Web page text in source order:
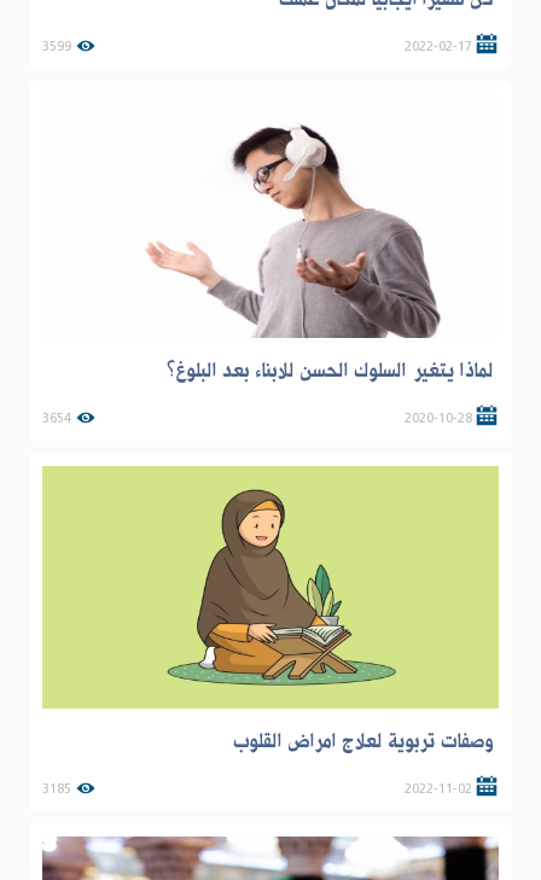
2022-02-17
3599
لماذا يتغير السلوك الحسن للابناء بعد البلوغ؟
2020-10-28
3654
وصفات تربوية لعلاج امراض القلوب
2022-11-02
3185